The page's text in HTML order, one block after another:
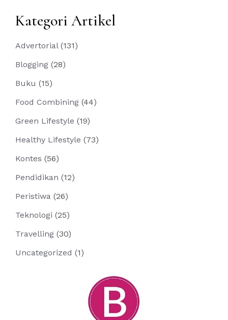
Kategori Artikel
Advertorial (131)
Blogging (28)
Buku (15)
Food Combining (44)
Green Lifestyle (19)
Healthy Lifestyle (73)
Kontes (56)
Pendidikan (12)
Peristiwa (26)
Teknologi (25)
Travelling (30)
Uncategorized (1)